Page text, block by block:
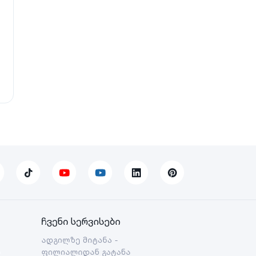
ჩვენი სერვისები
ადგილზე მიტანა -
ფილიალიდან გატანა